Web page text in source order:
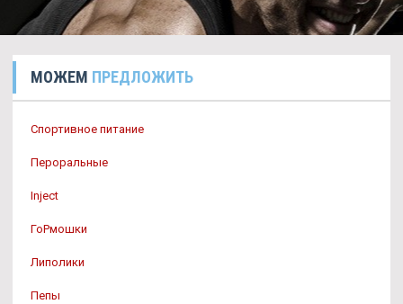
МОЖЕМ ПРЕДЛОЖИТЬ
Спортивное питание
Пероральные
Inject
ГоРмошки
Липолики
Пепы